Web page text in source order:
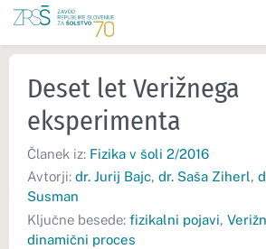
Deset let Verižnega
eksperimenta
Članek iz: Fizika v šoli 2/2016
Avtorji: dr. Jurij Bajc, dr. Saša Ziherl,
Susman
Ključne besede: fizikalni pojavi,
dinamični proces